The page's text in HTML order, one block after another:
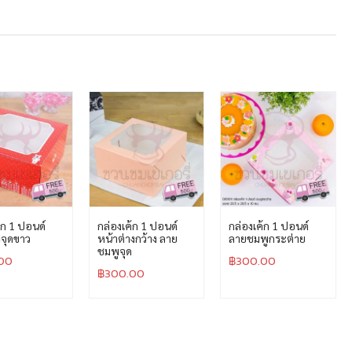
1 ปอนด์
ดขาว
กล่องเค้ก 1 ปอนด์
หน้าต่างกว้าง ลาย
ชมพูจุด
฿300.00
กล่องเค้ก 1 ปอนด์
ลายชมพูกระต่าย
฿300.00